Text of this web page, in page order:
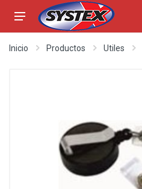
Inicio Productos Utiles